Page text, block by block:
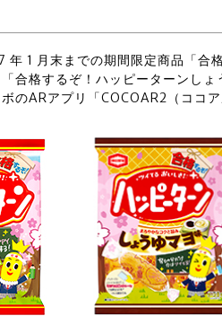
1 月末までの期間限定商品「合
合格するぞ！ハッピーターンしょ
のARアプリ「COCOAR2（ココ